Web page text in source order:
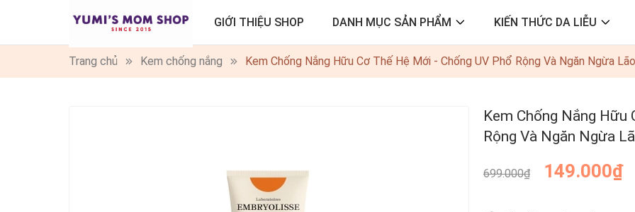
GIỚI THIỆU SHOP DANH MỤC SẢN PHẨM KIẾN THỨC DA LIỄU
Trang chủ Kem chống nắng Kem Chống Nắng Hữu Cơ Thế Hệ Mới - Chống UV Phổ Rộng Và Ngăn Ngừa
Kem Chống Nắng Hữu
Rộng Và Ngăn Ngừa
699.000₫ 149.000₫